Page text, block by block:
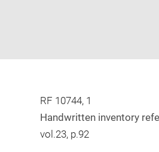
new
RF 10744, 1
Handwritten inventory
vol.23, p.92